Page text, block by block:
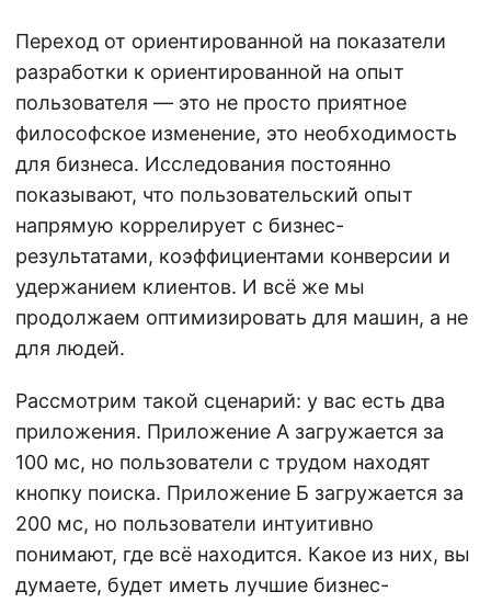
Переход от ориентированной на показатели
разработки к ориентированной на опыт
пользователя — это не просто приятное
философское изменение, это необходимость
для бизнеса. Исследования постоянно
показывают, что пользовательский опыт
напрямую коррелирует с бизнес-
результатами, коэффициентами конверсии и
удержанием клиентов. И всё же мы
продолжаем оптимизировать для машин, а не
для людей.
Рассмотрим такой сценарий: у вас есть два
приложения. Приложение А загружается за
100 мс, но пользователи с трудом находят
кнопку поиска. Приложение Б загружается за
200 мс, но пользователи интуитивно
понимают, где всё находится. Какое из них, вы
думаете, будет иметь лучшие бизнес-